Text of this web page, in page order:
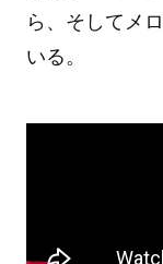
ら、そしてメ
いる。